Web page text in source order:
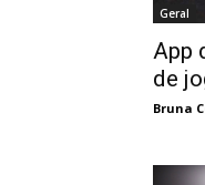
Geral
App
de
Bruna